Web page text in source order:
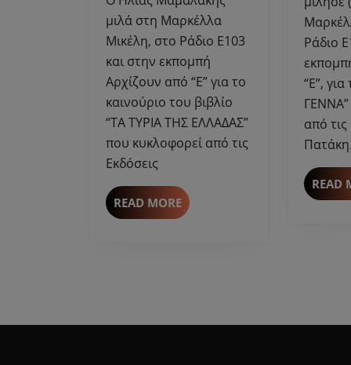
για
“ΤΑ
ΤΗΣ
ΕΛΛΑΔΑΣ”
κυκλοφορεί
–
μιλά στη Μαρκέλλα
Μικέλη, στο Ράδιο Ε103
και στην εκπομπή
Αρχίζουν από “Ε” για το
καινούριο του βιβλίο
“ΤΑ ΤΥΡΙΑ ΤΗΣ ΕΛΛΑΔΑΣ”
που κυκλοφορεί από τις
Εκδόσεις
READ MOREREAD
MORE
Ράδιο
“Ε”,
από τις
Πατάκη.
READ